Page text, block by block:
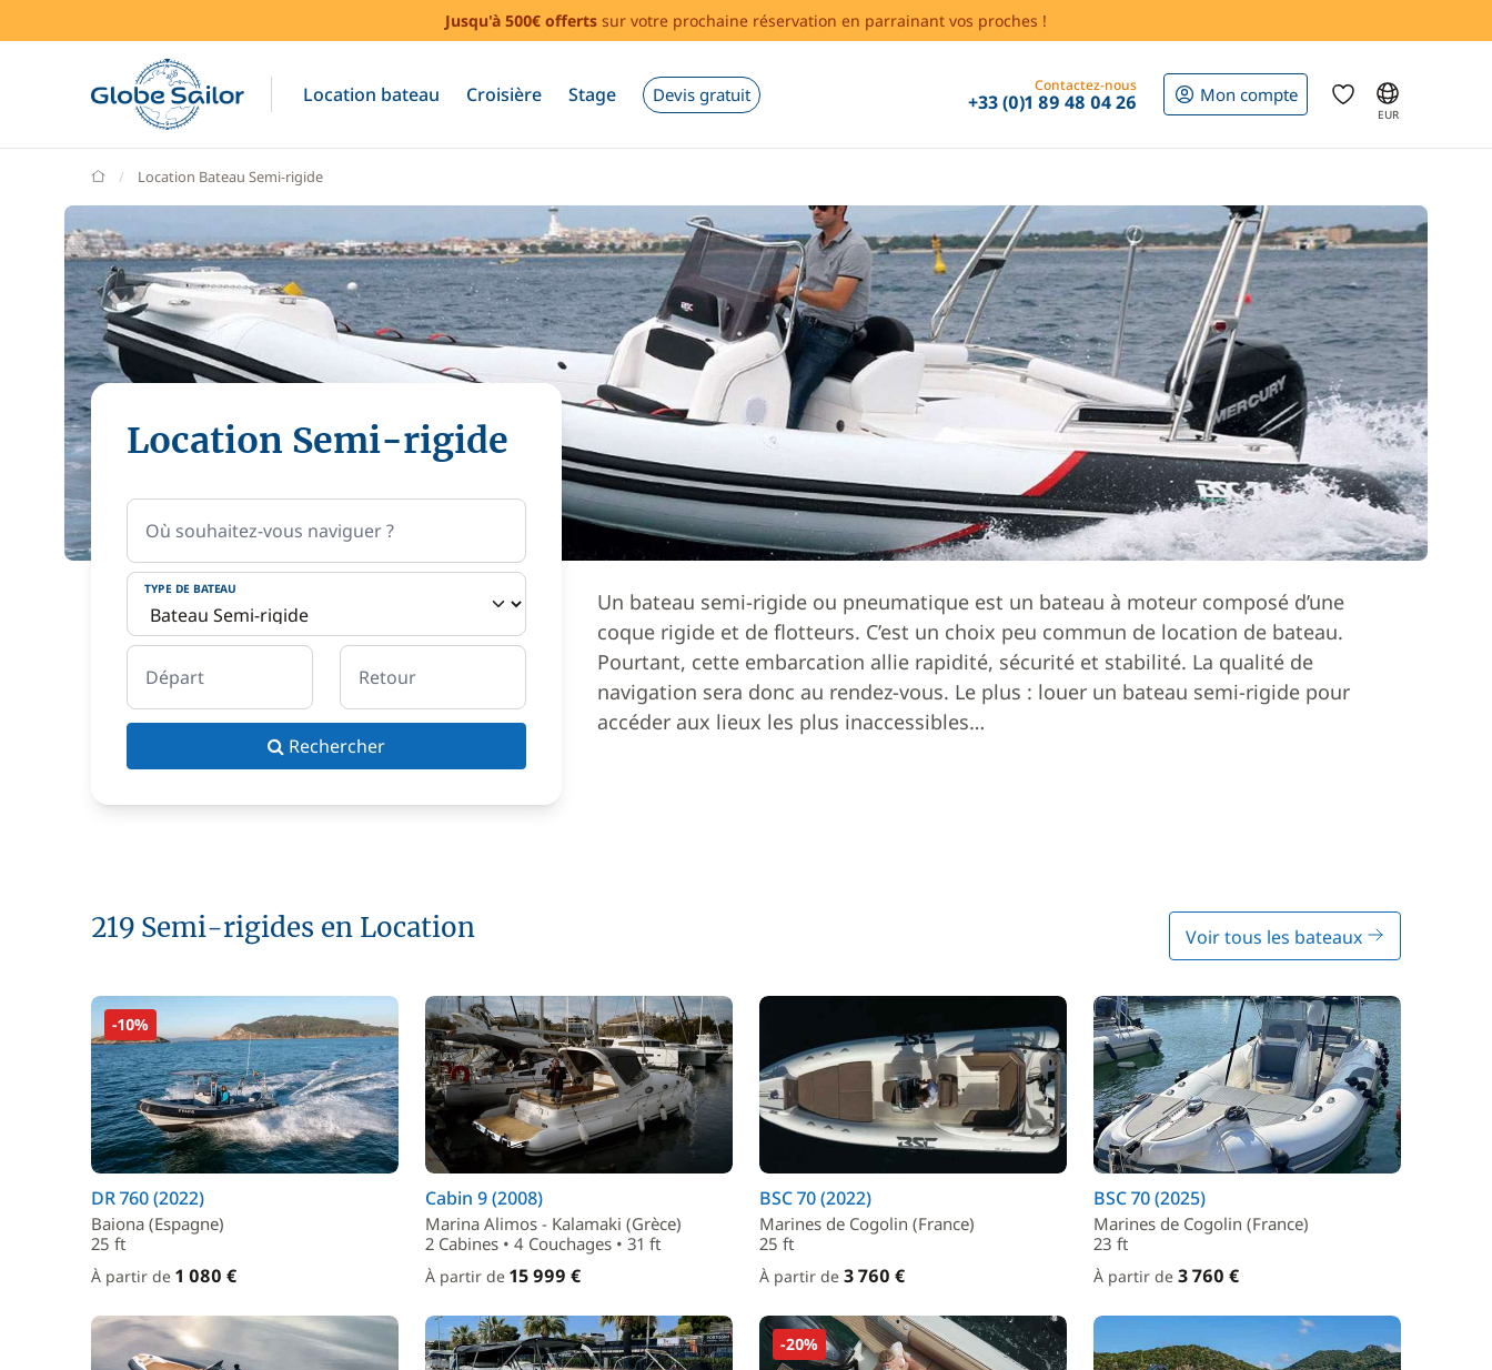
Jusqu'à 500€ offerts sur votre prochaine réservation en parrainant vos proches !
Location bateau Croisière Stage Devis gratuit Contactez-nous
+33 (0)1 89 48 04 26 Mon compte
EUR
GlobeSailor
Location Bateau Semi-rigide
Location Semi-rigide
Où souhaitez-vous naviguer ?
TYPE DE BATEAU
Départ Retour
Rechercher
Un bateau semi-rigide ou pneumatique est un bateau à moteur composé d’une
coque rigide et de flotteurs. C’est un choix peu commun de location de bateau.
Pourtant, cette embarcation allie rapidité, sécurité et stabilité. La qualité de
navigation sera donc au rendez-vous. Le plus : louer un bateau semi-rigide pour
accéder aux lieux les plus inaccessibles…
219 Semi-rigides en Location Voir tous les bateaux
-10%
DR 760 (2022)
Baiona (Espagne)
25 ft
À partir de 1 080 €
Cabin 9 (2008)
Marina Alimos - Kalamaki (Grèce)
2 Cabines • 4 Couchages • 31 ft
À partir de 15 999 €
BSC 70 (2022)
Marines de Cogolin (France)
25 ft
À partir de 3 760 €
BSC 70 (2025)
Marines de Cogolin (France)
23 ft
À partir de 3 760 €
-20%